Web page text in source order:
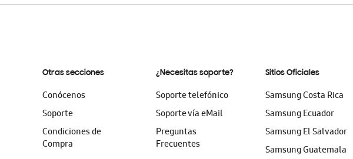
Otras secciones
Conócenos
Soporte
Condiciones de
Compra
¿Necesitas soporte?
Soporte telefónico
Soporte vía eMail
Preguntas
Frecuentes
Sitios Oficiales
Samsung Costa Rica
Samsung Ecuador
Samsung El Salvador
Samsung Guatemala